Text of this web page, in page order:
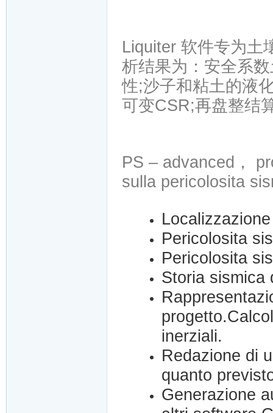
Liquiter 软件专为土
析结果为：安全系
性;沙子和粘土的液
可变CSR;再盘整结
PS – advanced，
sulla pericolositа
Pericolositа
Pericolositа
Storia sismica
inerziali.
Redazione di
quanto
Generazione